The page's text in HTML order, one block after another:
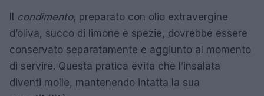
Il condimento, preparato con olio extravergine
d’oliva, succo di limone e spezie, dovrebbe essere
conservato separatamente e aggiunto al momento
di servire. Questa pratica evita che l’insalata
diventi molle, mantenendo intatta la sua